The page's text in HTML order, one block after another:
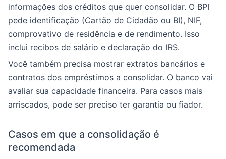
informações dos créditos que quer consolidar. O BPI
pede identificação (Cartão de Cidadão ou BI), NIF,
comprovativo de residência e de rendimento. Isso
inclui recibos de salário e declaração do IRS.
Você também precisa mostrar extratos bancários e
contratos dos empréstimos a consolidar. O banco vai
avaliar sua capacidade financeira. Para casos mais
arriscados, pode ser preciso ter garantia ou fiador.
Casos em que a consolidação é
recomendada